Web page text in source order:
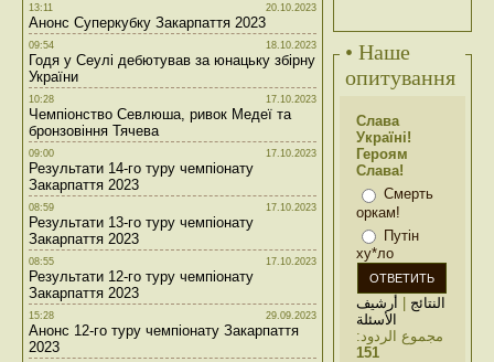
13:11 20.10.2023
Анонс Суперкубку Закарпаття 2023
09:54 18.10.2023
Годя у Сеулі дебютував за юнацьку збірну
України
10:28 17.10.2023
Чемпіонство Севлюша, ривок Медеї та
бронзовіння Тячева
09:00 17.10.2023
Результати 14-го туру чемпіонату
Закарпаття 2023
08:59 17.10.2023
Результати 13-го туру чемпіонату
Закарпаття 2023
08:55 17.10.2023
Результати 12-го туру чемпіонату
Закарпаття 2023
15:28 29.09.2023
Анонс 12-го туру чемпіонату Закарпаття
2023
• Наше
опитування
Слава
Україні!
Героям
Слава!
Смерть
оркам!
Путін
ху*ло
النتائج | أرشيف
الأسئلة
مجموع الردود:
151